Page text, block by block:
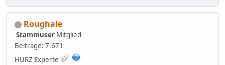
Roughale
Stammuser Mitglied
Beiträge: 7.671
HURZ Experte